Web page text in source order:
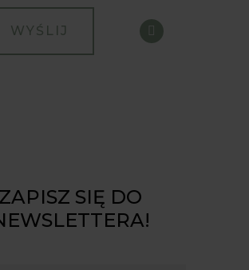
ZAPISZ SIĘ DO